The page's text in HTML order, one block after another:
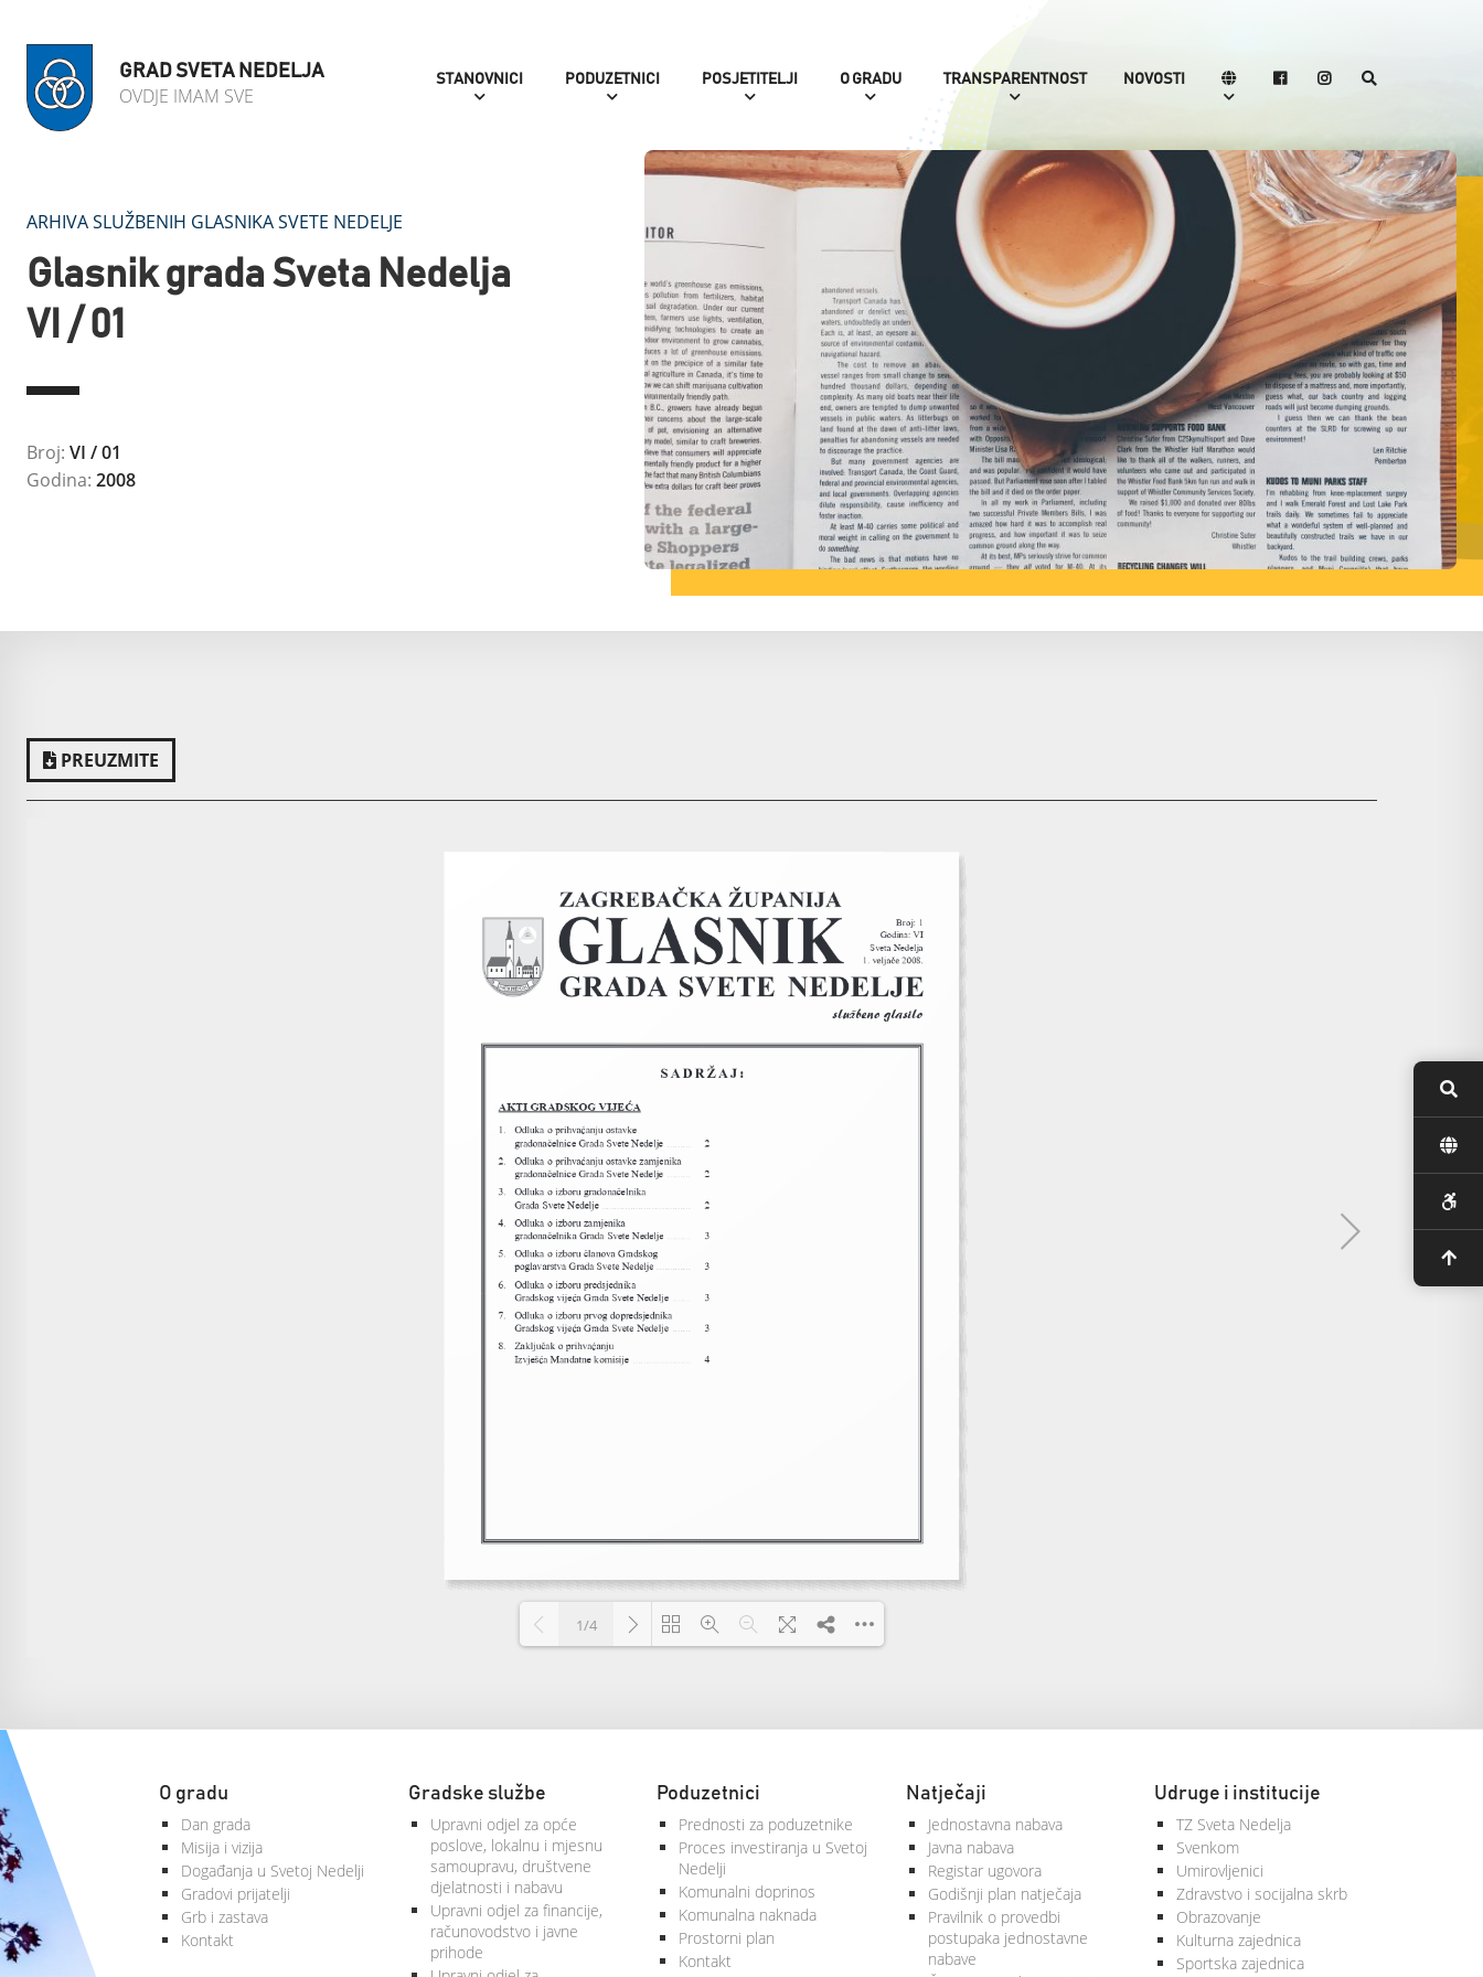
GRAD SVETA NEDELJA
OVDJE IMAM SVE
STANOVNICI PODUZETNICI POSJETITELJI O GRADU TRANSPARENTNOST NOVOSTI
ARHIVA SLUŽBENIH GLASNIKA SVETE NEDELJE
Glasnik grada Sveta Nedelja
VI / 01
Broj: VI / 01
Godina: 2008
PREUZMITE
1/4
O gradu
Dan grada
Misija i vizija
Događanja u Svetoj Nedelji
Gradovi prijatelji
Grb i zastava
Kontakt
Gradske službe
Upravni odjel za opće
poslove, lokalnu i mjesnu
samoupravu, društvene
djelatnosti i nabavu
Upravni odjel za financije,
računovodstvo i javne
prihode
Poduzetnici
Prednosti za poduzetnike
Proces investiranja u Svetoj
Nedelji
Komunalni doprinos
Komunalna naknada
Prostorni plan
Kontakt
Natječaji
Jednostavna nabava
Javna nabava
Registar ugovora
Godišnji plan natječaja
Pravilnik o provedbi
postupaka jednostavne
nabave
Udruge i institucije
TZ Sveta Nedelja
Svenkom
Umirovljenici
Zdravstvo i socijalna skrb
Obrazovanje
Kulturna zajednica
Sportska zajednica